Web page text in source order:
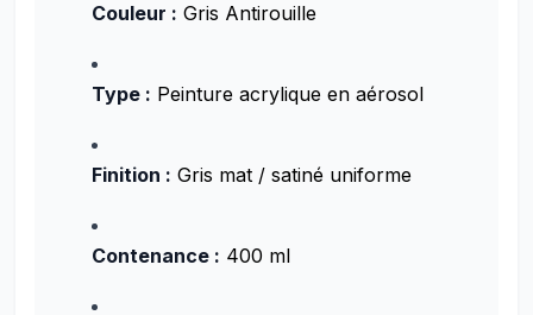
Couleur : Gris Antirouille
Type : Peinture acrylique en aérosol
Finition : Gris mat / satiné uniforme
Contenance : 400 ml